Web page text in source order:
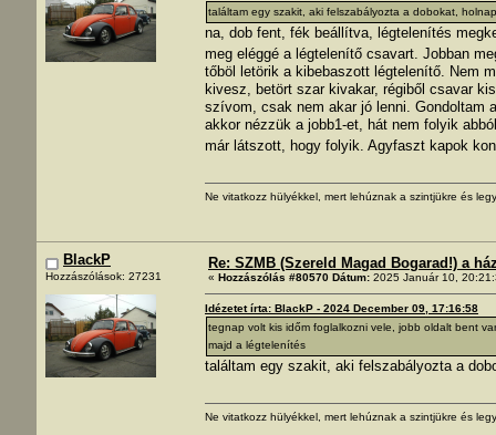
találtam egy szakit, aki felszabályozta a dobokat,
na, dob fent, fék beállítva, légtelenítés
meg eléggé a légtelenítő csavart. Jobban
tőböl letörik a kibebaszott légtelenítő. Nem
kivesz, betört szar kivakar, régiből csavar
szívom, csak nem akar jó lenni. Gondoltam
akkor nézzük a jobb1-et, hát nem folyik
már látszott, hogy folyik. Agyfaszt kapok
Ne vitatkozz hülyékkel, mert lehúznak a szintjükre és
BlackP
Hozzászólások: 27231
Re: SZMB (Szereld Magad Bogarad!) a
« Hozzászólás #80570 Dátum: 2025 Január 10,
Idézetet írta: BlackP - 2024 December 09, 17:16:58
tegnap volt kis időm foglalkozni vele, jobb oldalt bent
majd a légtelenítés
találtam egy szakit, aki felszabályozta a
Ne vitatkozz hülyékkel, mert lehúznak a szintjükre és